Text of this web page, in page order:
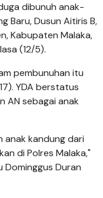
dibunuh anak-
Baru, Dusun Aitiris B,
Kabupaten Malaka,
(12/5).
pembunuhan itu
YDA berstatus
AN sebagai anak
anak kandung dari
di Polres Malaka,"
Dominggus Duran